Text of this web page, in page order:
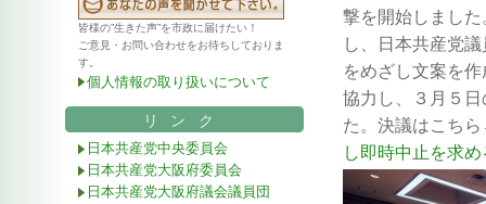
撃を開始しました
し、
日本共産党
をめざし文案を作
協力し、
３月５
た。決議はこち
し即時中止を求
皆様の”生きた声”を市政に届けたい！
ご意見・お問い合わせをお待ちしておりま
す。
個人情報の取り扱いについて
リンク
日本共産党中央委員会
日本共産党大阪府委員会
日本共産党大阪府議会議員団